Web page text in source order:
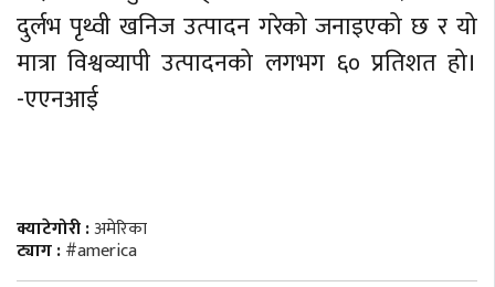
दुर्लभ पृथ्वी खनिज उत्पादन गरेको जनाइएको छ र यो
मात्रा विश्वव्यापी उत्पादनको लगभग ६० प्रतिशत हो।
-एएनआई
क्याटेगोरी :अमेरिका
ट्याग :#america